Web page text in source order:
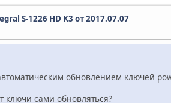
S-1226 HD K3 от 2017.07.07
обновлением ключей
ключи сами обновляться?